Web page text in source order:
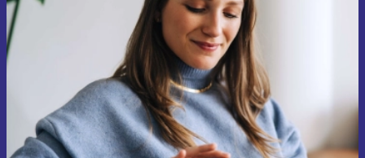
första gången och spara 200 kr!
Missa aldrig ett erbjudande igen.
Begär kupong
Information om användningen av personuppgifter finns i vår